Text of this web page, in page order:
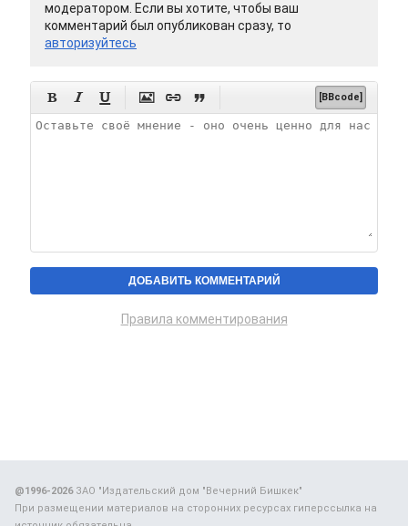
модератором. Если вы хотите, чтобы ваш
комментарий был опубликован сразу, то
авторизуйтесь
      [BBcode]
Правила комментирования
@1996-2026ЗАО "Издательский дом "Вечерний Бишкек"
При размещении материалов на сторонних ресурсах гиперссылка на